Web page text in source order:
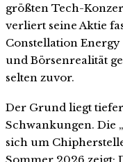
größten Tech-
verliert seine Aktie
Constellation
und Börsenrealität
selten zuvor.
Der Grund liegt
Schwankungen. Die
sich um